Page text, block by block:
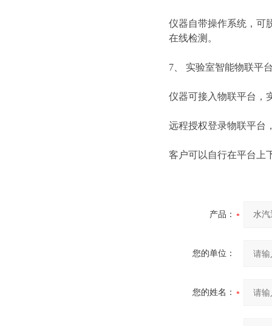
仪器自带操作系统，可
在线检测。
7、 实验室智能物联平
仪器可接入物联平台，
远程授权登录物联平台
客户可以自行在平台上
产品：
您的单位：
您的姓名：